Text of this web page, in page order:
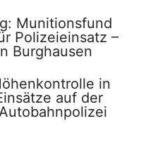
Munitionsfund
Polizeieinsatz –
Burghausen
in
auf der